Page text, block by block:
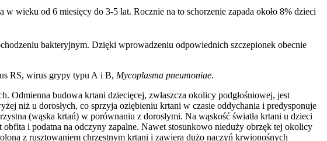
wieku od 6 miesięcy do 3-5 lat. Rocznie na to schorzenie zapada około 8% dzieci
bakteryjnym. Dzięki wprowadzeniu odpowiednich szczepionek obecnie
RS, wirus grypy typu A i B, Mycoplasma pneumoniae.
Odmienna budowa krtani dziecięcej, zwłaszcza okolicy podgłośniowej, jest
niż u dorosłych, co sprzyja oziębieniu krtani w czasie oddychania i predysponuje
(wąska krtań) w porównaniu z dorosłymi. Na wąskość światła krtani u dzieci
i podatna na odczyny zapalne. Nawet stosunkowo nieduży obrzęk tej okolicy
z rusztowaniem chrzęstnym krtani i zawiera dużo naczyń krwionośnych